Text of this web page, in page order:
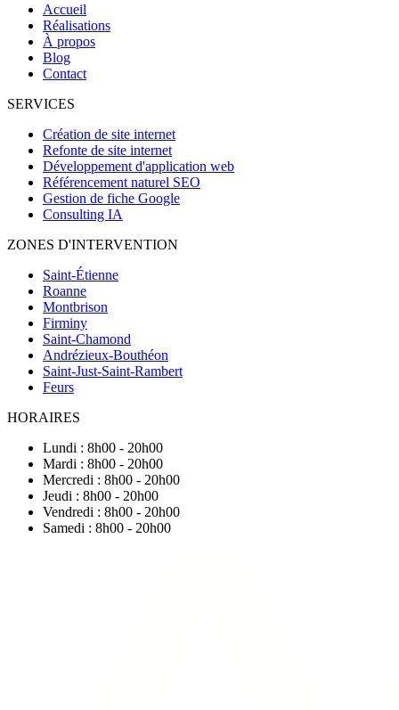
Accueil
Réalisations
À propos
Blog
Contact
SERVICES
Création de site internet
Refonte de site internet
Développement d'application web
Référencement naturel SEO
Gestion de fiche Google
Consulting IA
ZONES D'INTERVENTION
Saint-Étienne
Roanne
Montbrison
Firminy
Saint-Chamond
Andrézieux-Bouthéon
Saint-Just-Saint-Rambert
Feurs
HORAIRES
Lundi : 8h00 - 20h00
Mardi : 8h00 - 20h00
Mercredi : 8h00 - 20h00
Jeudi : 8h00 - 20h00
Vendredi : 8h00 - 20h00
Samedi : 8h00 - 20h00